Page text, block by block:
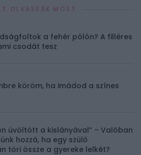
OLVASSÁK MOST
a fehér pólón? A filléres
csodát tesz
köröm, ha imádod a színes
üvöltött a kislányával” – Valóban
hozzá, ha egy szülő
töri össze a gyereke lelkét?